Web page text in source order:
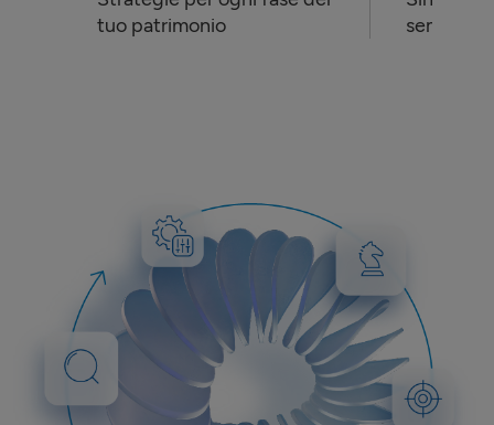
tuo patrimonio
sempre il